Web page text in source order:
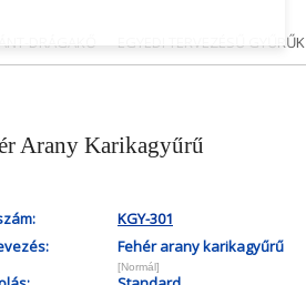
DRÁGAKŐ EGYEDI TERVEZÉSŰ GYŰRŰK
Arany Karikagyűrű
KGY-301
Fehér arany karikagyűrű
[Normál]